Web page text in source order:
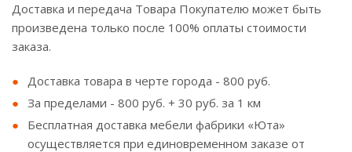
Доставка и передача Товара Покупателю может быть
произведена только после 100% оплаты стоимости
заказа.
Доставка товара в черте города - 800 руб.
За пределами - 800 руб. + 30 руб. за 1 км
Бесплатная доставка мебели фабрики «Юта»
осуществляется при единовременном заказе от